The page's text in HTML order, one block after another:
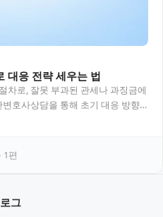
대응 전략 세우는 법
차로, 잘못 부과된 관세나 과징금에
호사상담을 통해 초기 대응 방향
. 목…
1편
그